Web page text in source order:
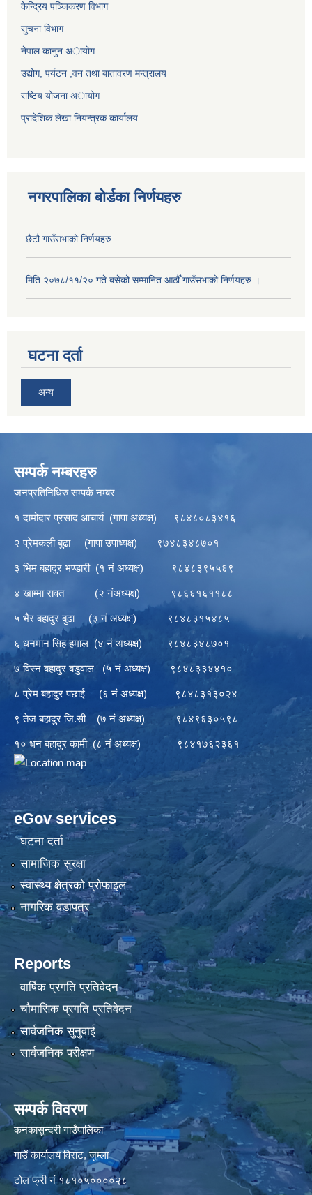
केन्द्रिय पञ्जिकरण विभाग
सुचना विभाग
नेपाल कानुन अायाेग
उद्योग, पर्यटन ,वन तथा बातावरण मन्त्रालय
राष्टिय याेजना अायोग
प्रादेशिक लेखा नियन्त्रक कार्यालय
नगरपालिका बोर्डका निर्णयहरु
छैटौ गाउँसभाको निर्णयहरु
मिति २०७८/११/२० गते बसेको सम्मानित आठौँ गाउँसभाको निर्णयहरु ।
घटना दर्ता
अन्य
सम्पर्क नम्बरहरु
जनप्रतिनिधिरु सम्पर्क नम्बर
१ दामोदार प्रसाद आचार्य (गापा अध्यक्ष) ९८४८०८३४१६
२ प्रेमकली बुढा (गापा उपाध्यक्ष) ९७४८३४८७०१
३ भिम बहादुर भण्डारी (१ नं अध्यक्ष) ९८४८३९५५६९
४ खाम्मा रावत (२ नंअध्यक्ष) ९८६६१६११८८
५ भैर बहादुर बुढा (३ नं अध्यक्ष) ९८४८३१५४८५
६ धनमान सिह हमाल (४ नं अध्यक्ष) ९८४८३४८७०१
७ विस्न बहादुर बडुवाल (५ नं अध्यक्ष) ९८४८३३४४१०
८ प्रेम बहादुर पछाई (६ नं अध्यक्ष) ९८४८३१३०२४
९ तेज बहादुर जि.सी (७ नं अध्यक्ष) ९८४९६३०५९८
१० धन बहादुर कामी (८ नं अध्यक्ष) ९८४१७६२३६१
eGov services
घटना दर्ता
सामाजिक सुरक्षा
स्वास्थ्य क्षेत्रको प्रोफाइल
नागरिक वडापत्र
Reports
वार्षिक प्रगति प्रतिवेदन
चौमासिक प्रगति प्रतिवेदन
सार्वजनिक सुनुवाई
सार्वजनिक परीक्षण
सम्पर्क विवरण
कनकासुन्दरी गाउँपालिका
गाउँ कार्यालय विराट, जुम्ला
टोल फ्री नं १८१०५००००२८